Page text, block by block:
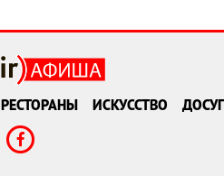
РЕСТОРАНЫ ИСКУССТВО ДОСУГ